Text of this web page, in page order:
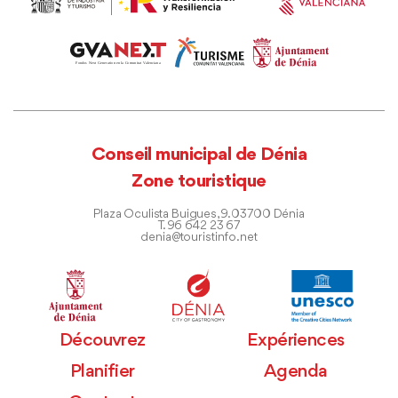
Conseil municipal de Dénia
Zone touristique
Plaza Oculista Buigues, 9. 03700 Dénia
T. 96 642 23 67
denia@touristinfo.net
Découvrez
Expériences
Planifier
Agenda